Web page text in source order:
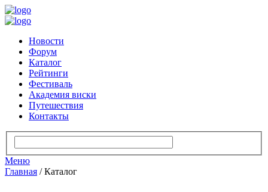
Новости
Форум
Каталог
Рейтинги
Фестиваль
Академия виски
Путешествия
Контакты
Меню
Главная /Каталог